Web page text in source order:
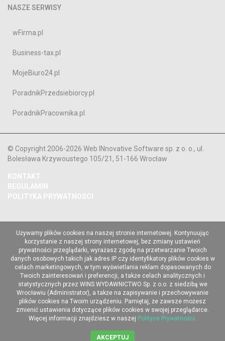
NASZE SERWISY
wFirma.pl
Business-tax.pl
MojeBiuro24.pl
PoradnikPrzedsiebiorcy.pl
PoradnikPracownika.pl
© Copyright 2006-2026 Web INnovative Software sp. z o. o., ul.
Bolesława Krzywoustego 105/21, 51-166 Wrocław
KONTAKT
REGULAMIN
POLITYKA PRYWATNOŚCI
Używamy plików cookies na naszej stronie internetowej. Kontynuując
korzystanie z naszej strony internetowej, bez zmiany ustawień
prywatności przeglądarki, wyrażasz zgodę na przetwarzanie Twoich
danych osobowych takich jak adres IP czy identyfikatory plików cookies w
celach marketingowych, w tym wyświetlania reklam dopasowanych do
Twoich zainteresowań i preferencji, a także celach analitycznych i
statystycznych przez WINS WYDAWNICTWO Sp. z o.o. z siedzibą we
Wrocławiu (Administrator), a także na zapisywanie i przechowywanie
plików cookies na Twoim urządzeniu. Pamiętaj, że zawsze możesz
zmienić ustawienia dotyczące plików cookies w swojej przeglądarce.
Więcej informacji znajdziesz w naszej Polityce Prywatności
AKCEPTUJ